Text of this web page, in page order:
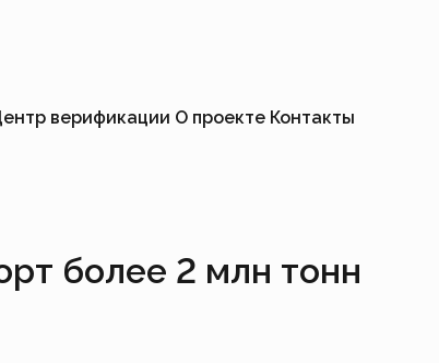
верификации О проекте Контакты
более 2 млн тонн